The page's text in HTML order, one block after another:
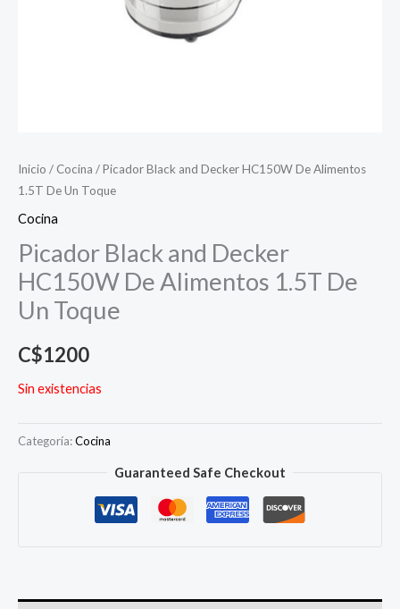
Inicio / Cocina / Picador Black and Decker HC150W De Alimentos
1.5T De Un Toque
Cocina
Picador Black and Decker
HC150W De Alimentos 1.5T De
Un Toque
C$1200
Sin existencias
Categoría:Cocina
Guaranteed Safe Checkout